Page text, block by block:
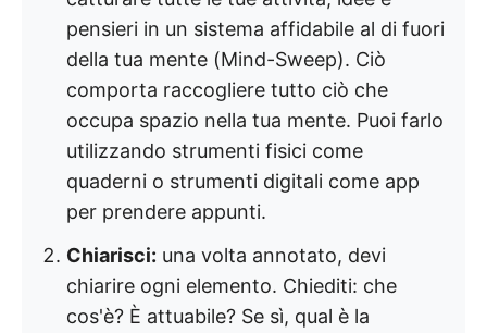
pensieri in un sistema affidabile al di fuori
della tua mente (Mind-Sweep). Ciò
comporta raccogliere tutto ciò che
occupa spazio nella tua mente. Puoi farlo
utilizzando strumenti fisici come
quaderni o strumenti digitali come app
per prendere appunti.
Chiarisci: una volta annotato, devi
chiarire ogni elemento. Chiediti: che
cos'è? È attuabile? Se sì, qual è la